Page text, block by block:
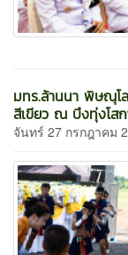
มทร.ล้านนา พิษณุโ
สีเขียว ณ บึงทุ่งโส
จันทร์ 27 กรกฎาคม